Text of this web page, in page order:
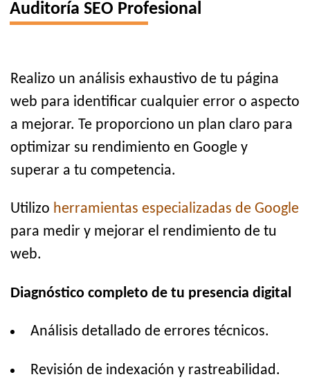
Auditoría SEO Profesional
Realizo un análisis exhaustivo de tu página
web para identificar cualquier error o aspecto
a mejorar. Te proporciono un plan claro para
optimizar su rendimiento en Google y
superar a tu competencia.
Utilizo herramientas especializadas de Google
para medir y mejorar el rendimiento de tu
web.
Diagnóstico completo de tu presencia digital
Análisis detallado de errores técnicos.
Revisión de indexación y rastreabilidad.